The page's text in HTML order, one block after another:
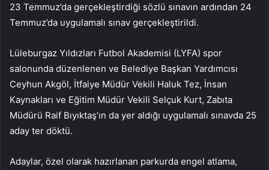
23 Temmuz’da gerçekleştirdiği sözlü sınavın ardından 24
Temmuz’da uygulamalı sınav gerçekleştirildi.
Lüleburgaz Yıldızları Futbol Akademisi (LYFA) spor
salonunda düzenlenen ve Belediye Başkan Yardımcısı
Ceyhun Akgöl, İtfaiye Müdür Vekili Haluk Tez, İnsan
Kaynakları ve Eğitim Müdür Vekili Selçuk Kurt, Zabıta
Müdürü Raif Bıyıktaş’ın da yer aldığı uygulamalı sınavda 25
aday ter döktü.
Adaylar, özel olarak hazırlanan parkurda engel atlama,